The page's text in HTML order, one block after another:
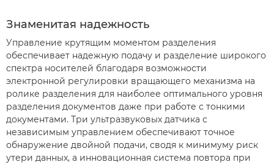
Знаменитая надежность
Управление крутящим моментом разделения
обеспечивает надежную подачу и разделение широкого
спектра носителей благодаря возможности
электронной регулировки вращающего механизма на
ролике разделения для наиболее оптимального уровня
разделения документов даже при работе с тонкими
документами. Три ультразвуковых датчика с
независимым управлением обеспечивают точное
обнаружение двойной подачи, сводя к минимуму риск
утери данных, а инновационная система повтора при